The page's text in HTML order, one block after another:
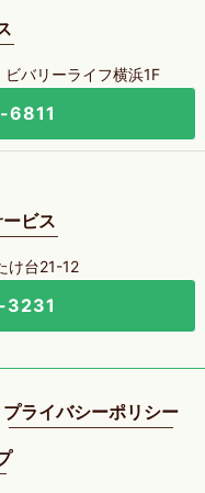
ビバリーライフ横浜1F
ビス
け台21-12
プライバシーポリシー